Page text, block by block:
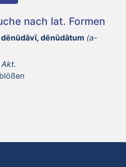
nach lat. Formen
dēnūdātum (a-
Akt.